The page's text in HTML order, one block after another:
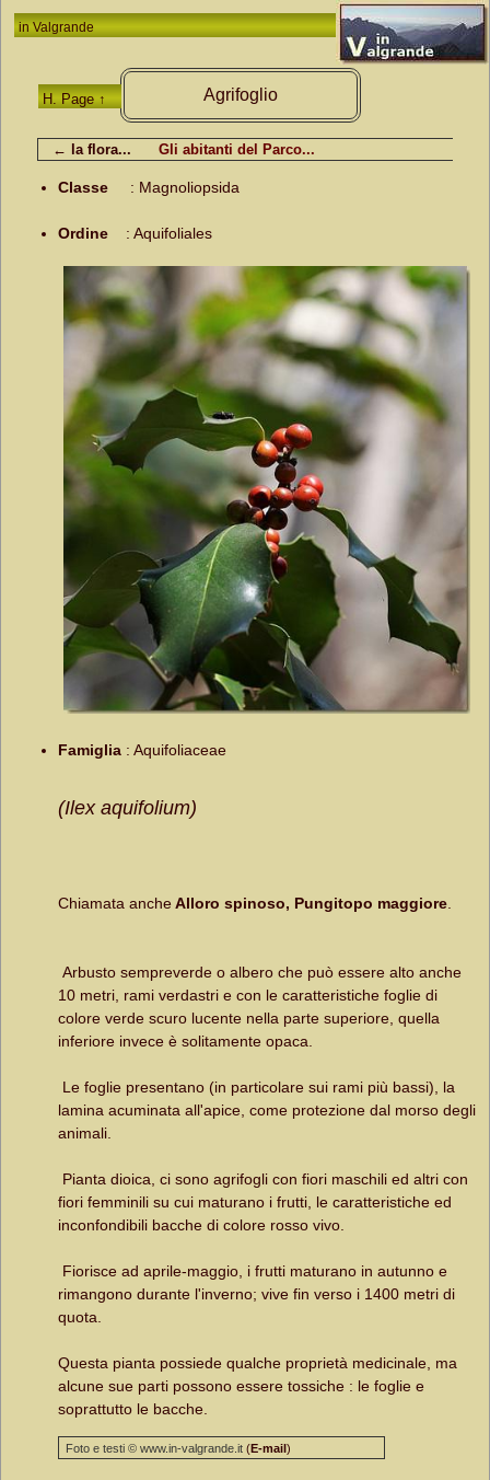
in Valgrande
H. Page ↑ Agrifoglio
← la flora... Gli abitanti del Parco...
Classe : Magnoliopsida
Ordine : Aquifoliales
Famiglia : Aquifoliaceae
(Ilex aquifolium)
Chiamata ancheAlloro spinoso, Pungitopo maggiore
Arbusto sempreverde o albero che può essere alto anche
10 metri, rami verdastri e con le caratteristiche foglie di
colore verde scuro lucente nella parte superiore, quella
inferiore invece è solitamente opaca.
Le foglie presentano (in particolare sui rami più bassi), la
lamina acuminata all'apice, come protezione dal morso degli
animali.
Pianta dioica, ci sono agrifogli con fiori maschili ed altri con
fiori femminili su cui maturano i frutti, le caratteristiche ed
inconfondibili bacche di colore rosso vivo.
Fiorisce ad aprile-maggio, i frutti maturano in autunno e
rimangono durante l'inverno; vive fin verso i 1400 metri di
quota.
Questa pianta possiede qualche proprietà medicinale, ma
alcune sue parti possono essere tossiche : le foglie e
soprattutto le bacche.
Foto e testi © www.in-valgrande.it (E-mail)